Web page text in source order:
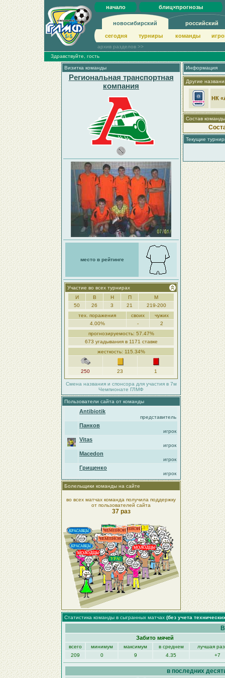
начало блиц×прогнозы
новосибирский российский
сегодня турниры команды
архив разделов >>
Здравствуйте, гость
Визитка команды
Региональная транспортная
компания
место в рейтинге
Участие во всех турнирах
И
В Н П
М
50
26 3 21
219-200
тех. поражения
своих
чужих
4.00%
-
2
прогнозируемость: 57.47%
673 угадывания в 1171 ставке
жесткость: 115.34%
250 23 1
Смена названия и спонсора для участия в 7м
Чемпионате ГЛМФ
Пользователи сайта от команды
Antibiotik
представитель
Панков
игрок
Vitas
игрок
Macedon
игрок
Грищенко
игрок
Болельщики команды на сайте
во всех матчах команда получила поддержку
от пользователей сайта
37 раз
Информация
Другие
НК
Состав команды
Текущие
Статистика команды в сыгранных матчах (без учета
Забито мячей
всего минимум максимум в среднем
лучшая
209
0 9 4.35 +7
в последних